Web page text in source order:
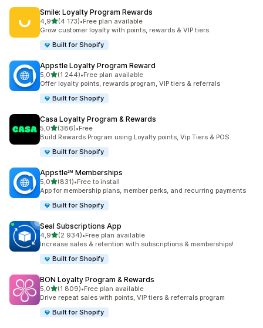
Smile: Loyalty Program Rewards
4,9av 5 stjerner
(4 173)
Totalt 4173 omtaler
•Free plan available
Grow customer loyalty with points, rewards & VIP tiers
Built for Shopify
Appstle Loyalty Program Reward
5,0av 5 stjerner
(1 244)
Totalt 1244 omtaler
•Free plan available
Offer loyalty points, rewards program, VIP tiers & referrals
Built for Shopify
Casa Loyalty Program & Rewards
5,0av 5 stjerner
(386)
Totalt 386 omtaler
•Free
Build Rewards Program using Loyalty points, Vip Tiers & POS.
Built for Shopify
Appstle℠ Memberships
5,0av 5 stjerner
(831)
Totalt 831 omtaler
•Free to install
App for membership plans, member perks, and recurring payments
Built for Shopify
Seal Subscriptions App
4,9av 5 stjerner
(2 934)
Totalt 2934 omtaler
•Free plan available
Increase sales & retention with subscriptions & memberships!
Built for Shopify
BON Loyalty Program & Rewards
5,0av 5 stjerner
(1 809)
Totalt 1809 omtaler
•Free plan available
Drive repeat sales with points, VIP tiers & referrals program
Built for Shopify